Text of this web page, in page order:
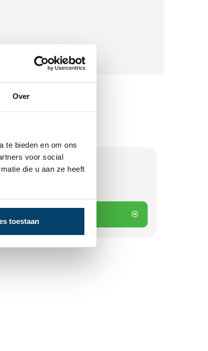
Over
te bieden en om ons
voor social
die u aan ze heeft
toestaan